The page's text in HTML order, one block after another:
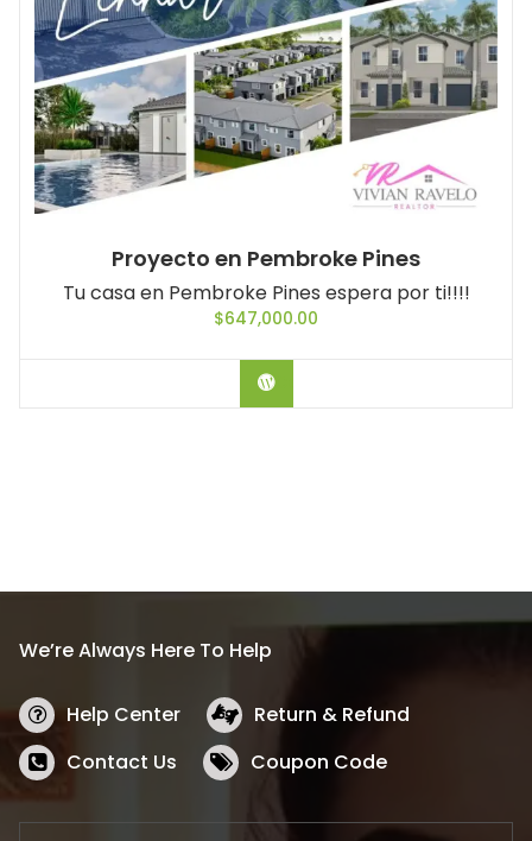
Proyecto en Pembroke Pines
Tu casa en Pembroke Pines espera por ti!!!!
$647,000.00
Comprar el producto
We’re Always Here To Help
Help Center
Return & Refund
Contact Us
Coupon Code